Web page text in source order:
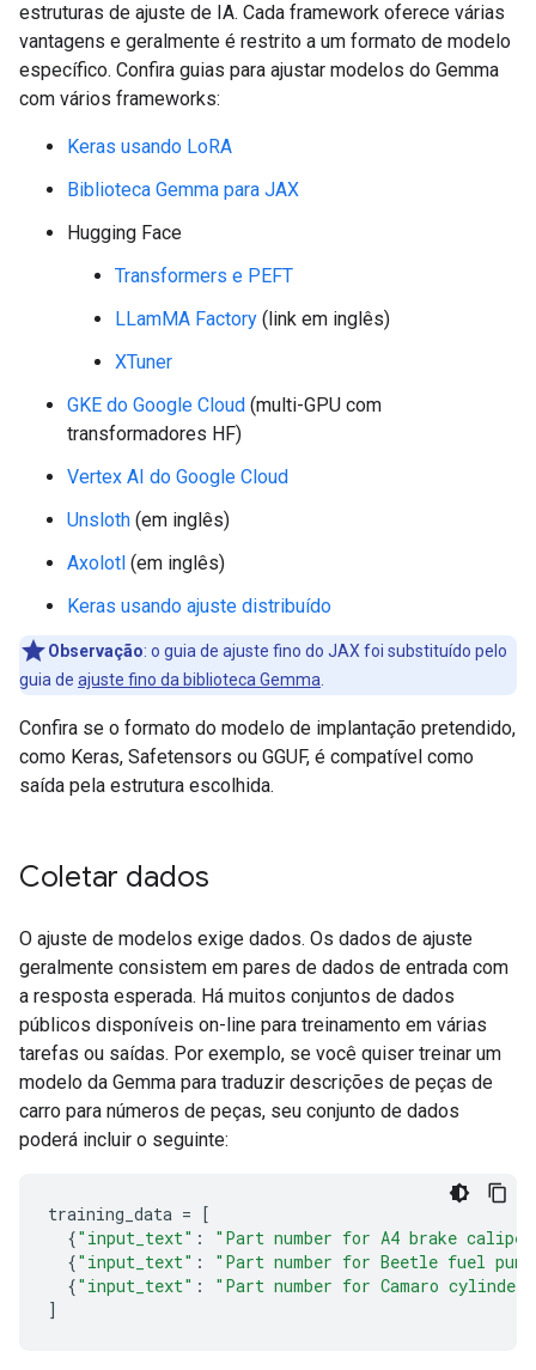
estruturas de ajuste de IA. Cada framework oferece várias
vantagens e geralmente é restrito a um formato de modelo
específico. Confira guias para ajustar modelos do Gemma
com vários frameworks:
Keras usando LoRA
Biblioteca Gemma para JAX
Hugging Face
Transformers e PEFT
LLamMA Factory (link em inglês)
XTuner
GKE do Google Cloud (multi-GPU com
transformadores HF)
Vertex AI do Google Cloud
Unsloth (em inglês)
Axolotl (em inglês)
Keras usando ajuste distribuído
Observação: o guia de ajuste fino do JAX foi substituído pelo
guia de ajuste fino da biblioteca Gemma
Confira se o formato do modelo de implantação pretendido,
como Keras, Safetensors ou GGUF, é compatível como
saída pela estrutura escolhida.
Coletar dados
O ajuste de modelos exige dados. Os dados de ajuste
geralmente consistem em pares de dados de entrada com
a resposta esperada. Há muitos conjuntos de dados
públicos disponíveis on-line para treinamento em várias
tarefas ou saídas. Por exemplo, se você quiser treinar um
modelo da Gemma para traduzir descrições de peças de
carro para números de peças, seu conjunto de dados
poderá incluir o seguinte:
training_data = [
{"input_text" :
"Part number for A4 brake
{"input_text" :
"Part number for Beetle fuel
{"input_text" :
"Part number for Camaro cylinder
]